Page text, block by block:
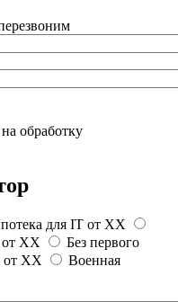
обработку
для IT от XX
XX
Без первого
от XX
Военная